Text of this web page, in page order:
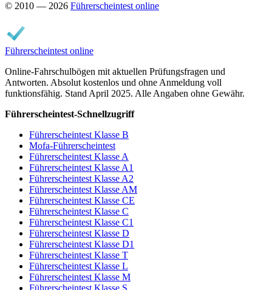
© 2010 — 2026 Führerscheintest online
Führerscheintest online
Online-Fahrschulbögen mit aktuellen Prüfungsfragen und
Antworten. Absolut kostenlos und ohne Anmeldung voll
funktionsfähig. Stand April 2025. Alle Angaben ohne Gewähr.
Führerscheintest-Schnellzugriff
Führerscheintest Klasse B
Mofa-Führerscheintest
Führerscheintest Klasse A
Führerscheintest Klasse A1
Führerscheintest Klasse A2
Führerscheintest Klasse AM
Führerscheintest Klasse CE
Führerscheintest Klasse C
Führerscheintest Klasse C1
Führerscheintest Klasse D
Führerscheintest Klasse D1
Führerscheintest Klasse T
Führerscheintest Klasse L
Führerscheintest Klasse M